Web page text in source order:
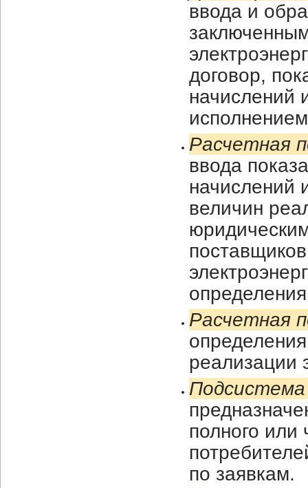
ввода и
договор,
начислений
Расчетная
ввода
начислений
величин
Расчетная
реализации
Подсистема
полного или
по заявкам.